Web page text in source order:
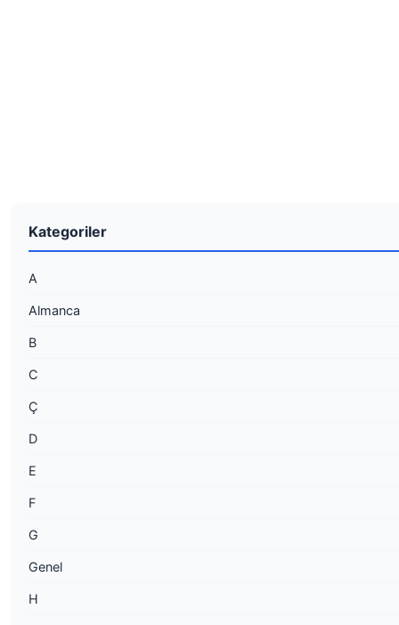
Kategoriler
A
Almanca
B
C
Ç
D
E
F
G
Genel
H